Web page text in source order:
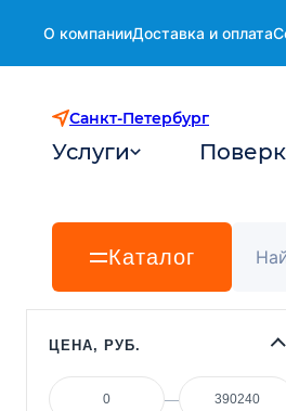
О компанииДоставка и оплата
Санкт-Петербург
Услуги
Каталог
ЦЕНА, РУБ.
—